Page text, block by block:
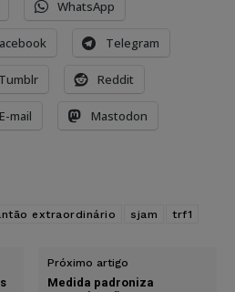
WhatsApp
Telegram
Tumblr Reddit
E-mail Mastodon
extraordinário sjam trf1
Próximo artigo
Medida padroniza